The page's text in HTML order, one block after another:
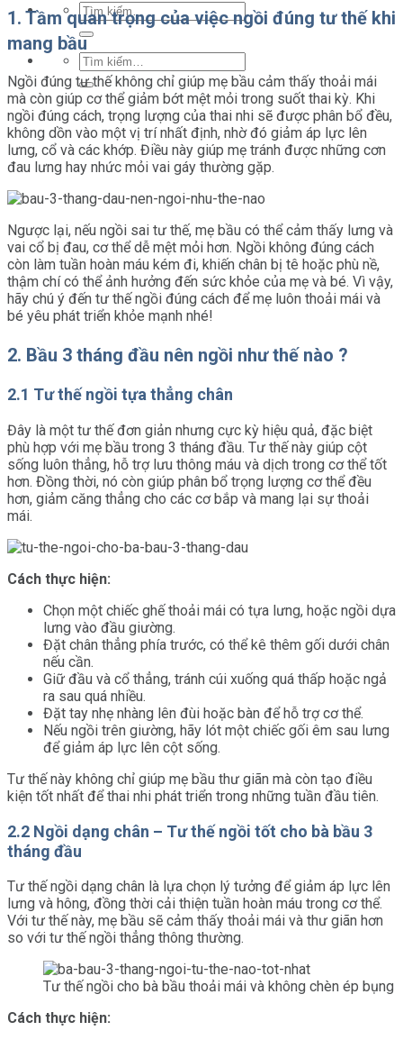
Tìm
kiếm:
Tìm
kiếm:
1. Tầm quan trọng của việc ngồi đúng tư thế khi
mang bầu
Ngồi đúng tư thế không chỉ giúp mẹ bầu cảm thấy thoải mái
mà còn giúp cơ thể giảm bớt mệt mỏi trong suốt thai kỳ. Khi
ngồi đúng cách, trọng lượng của thai nhi sẽ được phân bổ đều,
không dồn vào một vị trí nhất định, nhờ đó giảm áp lực lên
lưng, cổ và các khớp. Điều này giúp mẹ tránh được những cơn
đau lưng hay nhức mỏi vai gáy thường gặp.
Ngược lại, nếu ngồi sai tư thế, mẹ bầu có thể cảm thấy lưng và
vai cổ bị đau, cơ thể dễ mệt mỏi hơn. Ngồi không đúng cách
còn làm tuần hoàn máu kém đi, khiến chân bị tê hoặc phù nề,
thậm chí có thể ảnh hưởng đến sức khỏe của mẹ và bé. Vì vậy,
hãy chú ý đến tư thế ngồi đúng cách để mẹ luôn thoải mái và
bé yêu phát triển khỏe mạnh nhé!
2. Bầu 3 tháng đầu nên ngồi như thế nào ?
2.1 Tư thế ngồi tựa thẳng chân
Đây là một tư thế đơn giản nhưng cực kỳ hiệu quả, đặc biệt
phù hợp với mẹ bầu trong 3 tháng đầu. Tư thế này giúp cột
sống luôn thẳng, hỗ trợ lưu thông máu và dịch trong cơ thể tốt
hơn. Đồng thời, nó còn giúp phân bổ trọng lượng cơ thể đều
hơn, giảm căng thẳng cho các cơ bắp và mang lại sự thoải
mái.
Cách thực hiện:
Chọn một chiếc ghế thoải mái có tựa lưng, hoặc ngồi dựa
lưng vào đầu giường.
Đặt chân thẳng phía trước, có thể kê thêm gối dưới chân
nếu cần.
Giữ đầu và cổ thẳng, tránh cúi xuống quá thấp hoặc ngả
ra sau quá nhiều.
Đặt tay nhẹ nhàng lên đùi hoặc bàn để hỗ trợ cơ thể.
Nếu ngồi trên giường, hãy lót một chiếc gối êm sau lưng
để giảm áp lực lên cột sống.
Tư thế này không chỉ giúp mẹ bầu thư giãn mà còn tạo điều
kiện tốt nhất để thai nhi phát triển trong những tuần đầu tiên.
2.2 Ngồi dạng chân – Tư thế ngồi tốt cho bà bầu 3
tháng đầu
Tư thế ngồi dạng chân là lựa chọn lý tưởng để giảm áp lực lên
lưng và hông, đồng thời cải thiện tuần hoàn máu trong cơ thể.
Với tư thế này, mẹ bầu sẽ cảm thấy thoải mái và thư giãn hơn
so với tư thế ngồi thẳng thông thường.
Tư thế ngồi cho bà bầu thoải mái và không chèn ép bụng
Cách thực hiện: